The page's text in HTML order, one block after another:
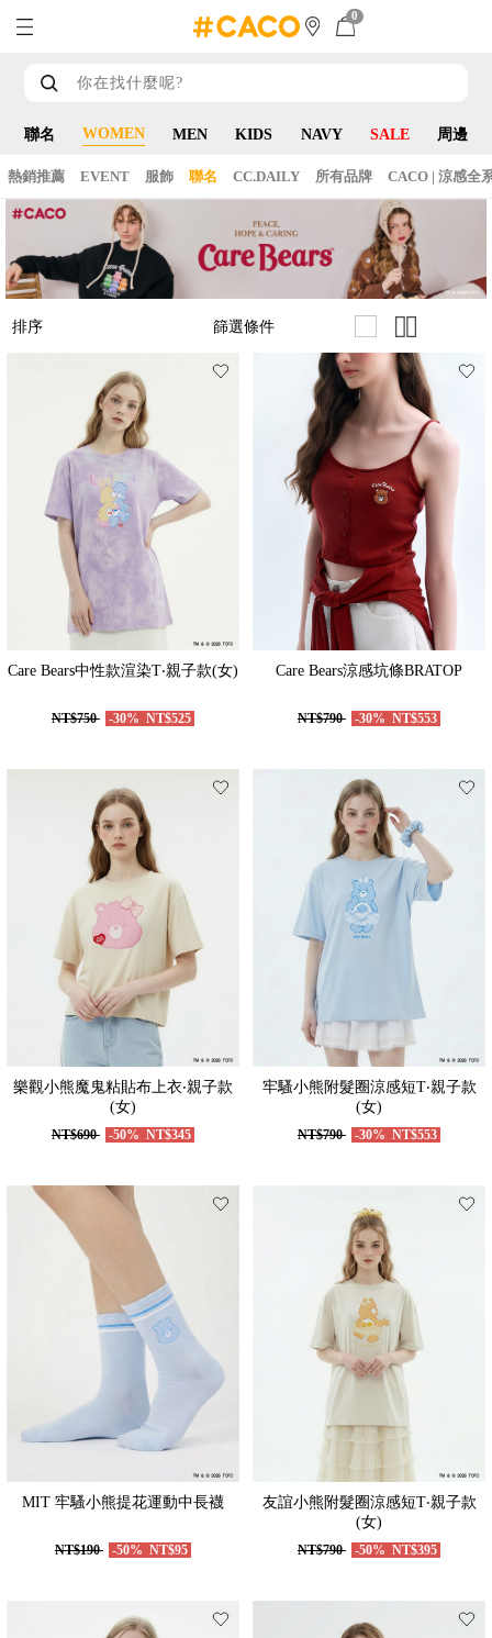
0
聯名 WOMEN MEN KIDS NAVY SALE 周邊
熱銷推薦 EVENT 服飾 聯名 CC.DAILY 所有品牌 CACO | 涼感全
排序 篩選條件
Care Bears中性款渲染T‧親子款(女)
NT$750 -30% NT$525
Care Bears涼感坑條BRATOP
NT$790 -30% NT$553
樂觀小熊魔鬼粘貼布上衣‧親子款
(女)
NT$690 -50% NT$345
牢騷小熊附髮圈涼感短T‧親子款
(女)
NT$790 -30% NT$553
MIT 牢騷小熊提花運動中長襪
NT$190 -50% NT$95
友誼小熊附髮圈涼感短T‧親子款
(女)
NT$790 -50% NT$395